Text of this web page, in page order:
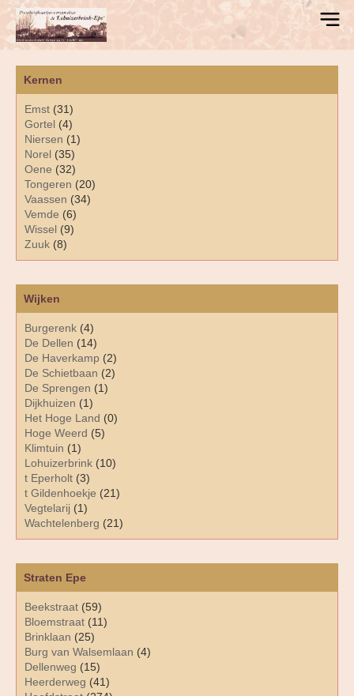
Kernen
Emst (31)
Gortel (4)
Niersen (1)
Norel (35)
Oene (32)
Tongeren (20)
Vaassen (34)
Vemde (6)
Wissel (9)
Zuuk (8)
Straten Epe
Beekstraat (59)
Bloemstraat (11)
Brinklaan (25)
Burg van Walsemlaan (4)
Dellenweg (15)
Heerderweg (41)
Wijken
Burgerenk (4)
De Dellen (14)
De Haverkamp (2)
De Schietbaan (2)
De Sprengen (1)
Dijkhuizen (1)
Het Hoge Land (0)
Hoge Weerd (5)
Klimtuin (1)
Lohuizerbrink (10)
t Eperholt (3)
t Gildenhoekje (21)
Vegtelarij (1)
Wachtelenberg (21)